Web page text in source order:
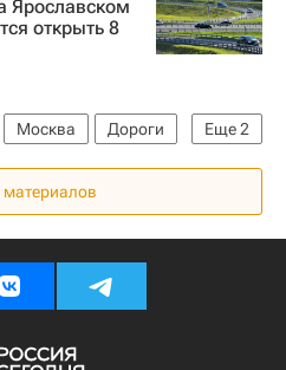
Ярославском
открыть 8
Еще2
Москва
Дороги